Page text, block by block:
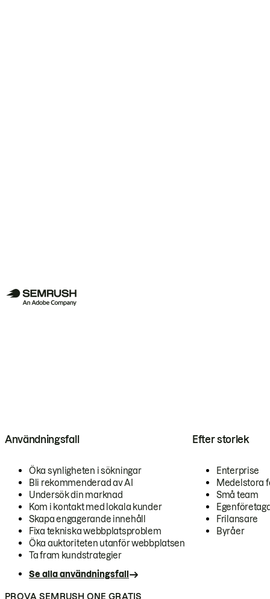
Användningsfall
Öka synligheten i sökningar
Bli rekommenderad av AI
Undersök din marknad
Kom i kontakt med lokala kunder
Skapa engagerande innehåll
Fixa tekniska webbplatsproblem
Öka auktoriteten utanför webbplatsen
Ta fram kundstrategier
Se alla användningsfall
Efter storlek
Enterprise
Medelstora
Små team
Frilansare
Byråer
PROVA SEMRUSH ONE GRATIS